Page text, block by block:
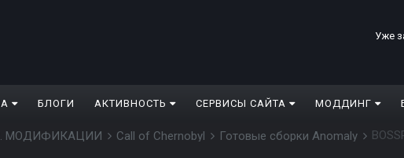
Уже
БЛОГИ АКТИВНОСТЬ СЕРВИСЫ САЙТА МОДДИНГ
МОДИФИКАЦИИ Call of Chernobyl Готовые сборки Anomaly